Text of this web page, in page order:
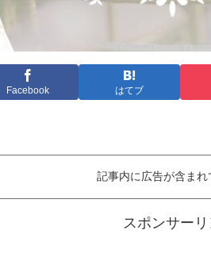
Facebook はてブ
記事内に広告が含まれ
スポンサーリ